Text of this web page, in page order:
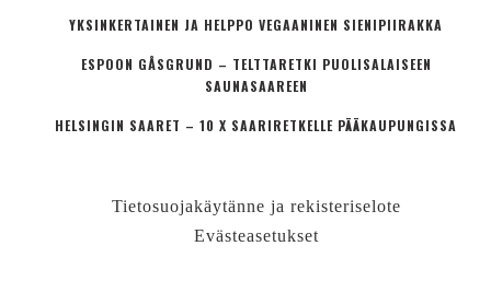
YKSINKERTAINEN JA HELPPO VEGAANINEN SIENIPIIRAKKA
ESPOON GÅSGRUND – TELTTARETKI PUOLISALAISEEN
SAUNASAAREEN
HELSINGIN SAARET – 10 X SAARIRETKELLE PÄÄKAUPUNGISSA
Tietosuojakäytänne ja rekisteriselote
Evästeasetukset